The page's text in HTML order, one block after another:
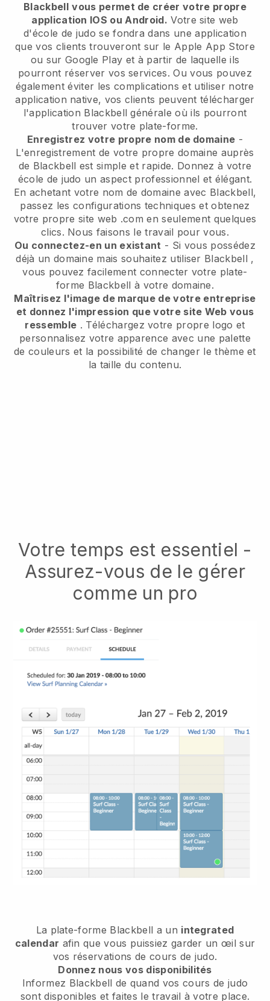
Blackbell vous permet de créer votre propre
application IOS ou Android. Votre site web
d'école de judo se fondra dans une application
que vos clients trouveront sur le Apple App Store
ou sur Google Play et à partir de laquelle ils
pourront réserver vos services. Ou vous pouvez
également éviter les complications et utiliser notre
application native, vos clients peuvent télécharger
l'application Blackbell générale où ils pourront
trouver votre plate-forme.
Enregistrez votre propre nom de domaine -
L'enregistrement de votre propre domaine auprès
de Blackbell est simple et rapide. Donnez à votre
école de judo un aspect professionnel et élégant.
En achetant votre nom de domaine avec Blackbell,
passez les configurations techniques et obtenez
votre propre site web .com en seulement quelques
clics. Nous faisons le travail pour vous.
Ou connectez-en un existant - Si vous possédez
déjà un domaine mais souhaitez utiliser Blackbell ,
vous pouvez facilement connecter votre plate-
forme Blackbell à votre domaine.
Maîtrisez l'image de marque de votre entreprise
et donnez l'impression que votre site Web vous
ressemble . Téléchargez votre propre logo et
personnalisez votre apparence avec une palette
de couleurs et la possibilité de changer le thème et
la taille du contenu.
Votre temps est essentiel -
Assurez-vous de le gérer
comme un pro
La plate-forme Blackbell a un integrated
calendar afin que vous puissiez garder un œil sur
vos réservations de cours de judo.
Donnez nous vos disponibilités
Informez Blackbell de quand vos cours de judo
sont disponibles et faites le travail à votre place.